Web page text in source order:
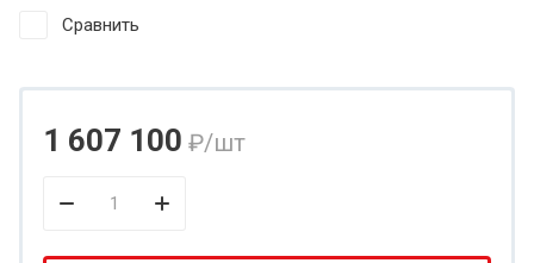
Сравнить
1 607 100 ₽/шт